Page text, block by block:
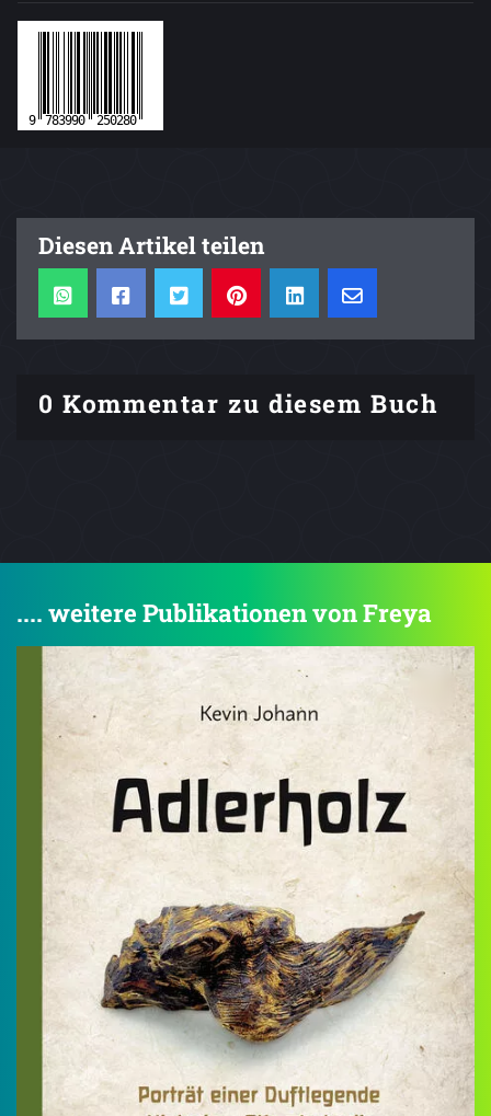
Diesen Artikel teilen
0 Kommentar zu diesem Buch
.... weitere Publikationen von Freya